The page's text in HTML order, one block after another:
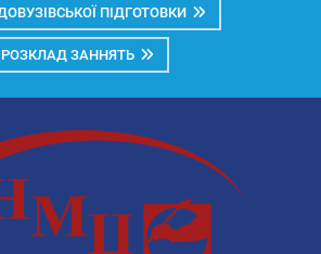
ПІДГОТОВКИ
РОЗКЛАД ЗАННЯТЬ